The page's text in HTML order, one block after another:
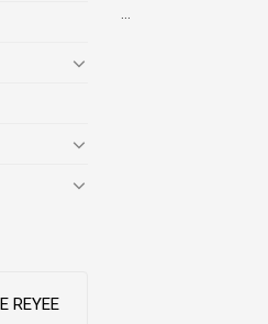
REYEE
...